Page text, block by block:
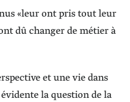
«leur ont pris tout leur
dû changer de métier à
et une vie dans
la question de la